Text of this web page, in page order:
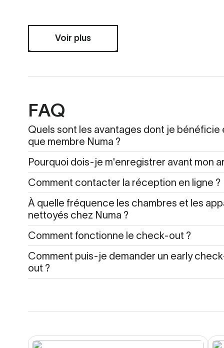
Voir plus
FAQ
Quels sont les avantages dont je bénéficie
que membre Numa ?
Pourquoi dois-je m'enregistrer avant mon
Comment contacter la réception en ligne ?
À quelle fréquence les chambres et les
nettoyés chez Numa ?
Comment fonctionne le check-out ?
Comment puis-je demander un early
out ?